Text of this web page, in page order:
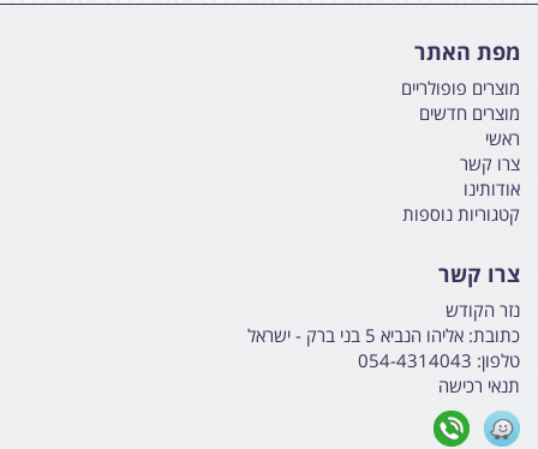
מפת האתר
מוצרים פופולריים
מוצרים חדשים
ראשי
צרו קשר
אודותינו
קטגוריות נוספות
צרו קשר
נזר הקודש
כתובת: אליהו הנביא 5 בני ברק - ישראל
טלפון: 054-4314043
תנאי רכישה